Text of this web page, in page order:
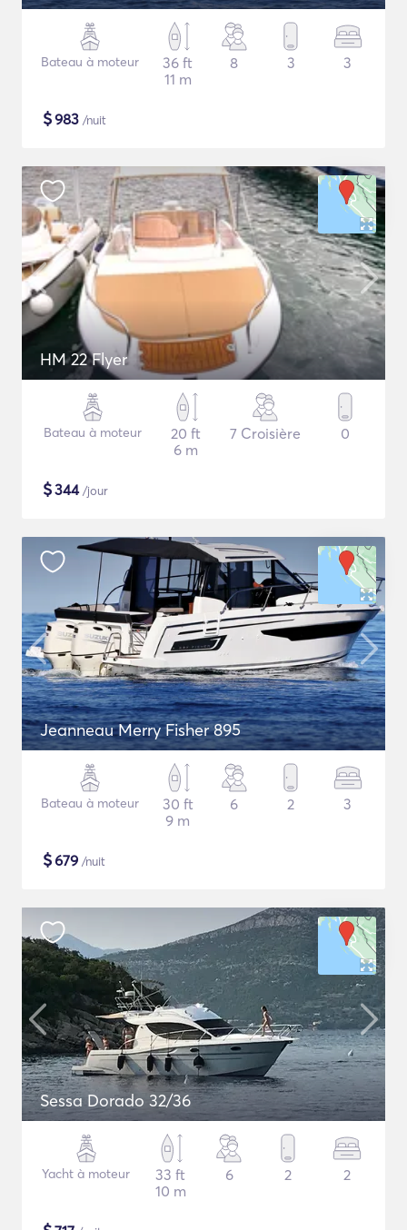
Bateau à moteur
36 ft
11 m
8 3 3
$983 /nuit
HM 22 Flyer
Bateau à moteur
20 ft
6 m
7 Croisière 0
$344/jour
Jeanneau Merry Fisher 895
Bateau à moteur
30 ft
9 m
6 2 3
$679 /nuit
Sessa Dorado 32/36
Yacht à moteur
33 ft
10 m
6 2 2